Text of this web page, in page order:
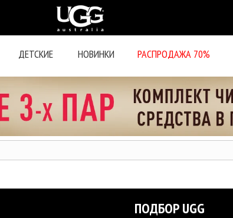
ДЕТСКИЕ НОВИНКИ РАСПРОДАЖА 70%
ПОДБОР UGG